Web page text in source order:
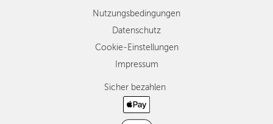
Nutzungsbedingungen
Datenschutz
Cookie-Einstellungen
Impressum
Sicher bezahlen